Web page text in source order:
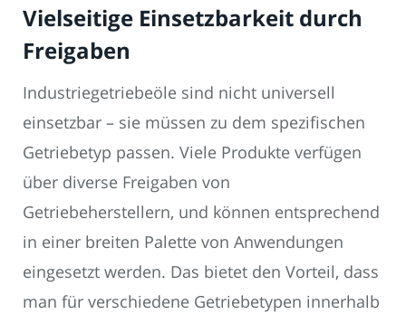
Vielseitige Einsetzbarkeit durch
Freigaben
Industriegetriebeöle sind nicht universell
einsetzbar – sie müssen zu dem spezifischen
Getriebetyp passen. Viele Produkte verfügen
über diverse Freigaben von
Getriebeherstellern, und können entsprechend
in einer breiten Palette von Anwendungen
eingesetzt werden. Das bietet den Vorteil, dass
man für verschiedene Getriebetypen innerhalb